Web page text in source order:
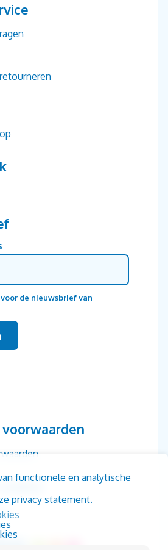
de nieuwsbrief van
functionele en analytische
privacy statement.